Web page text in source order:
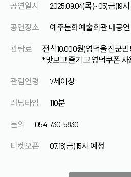
공연일시 2025.09.04(목)~ 05(금)19시
공연장소 예주문화예술회관 대공
관람료
전석10,000원(영덕울진군
*맛보고 즐기고 영덕쿠폰 사
관람연령 7세이상
러닝타임 110분
문의 054-730-5830
티켓오픈 07.18(금) 15시 예정